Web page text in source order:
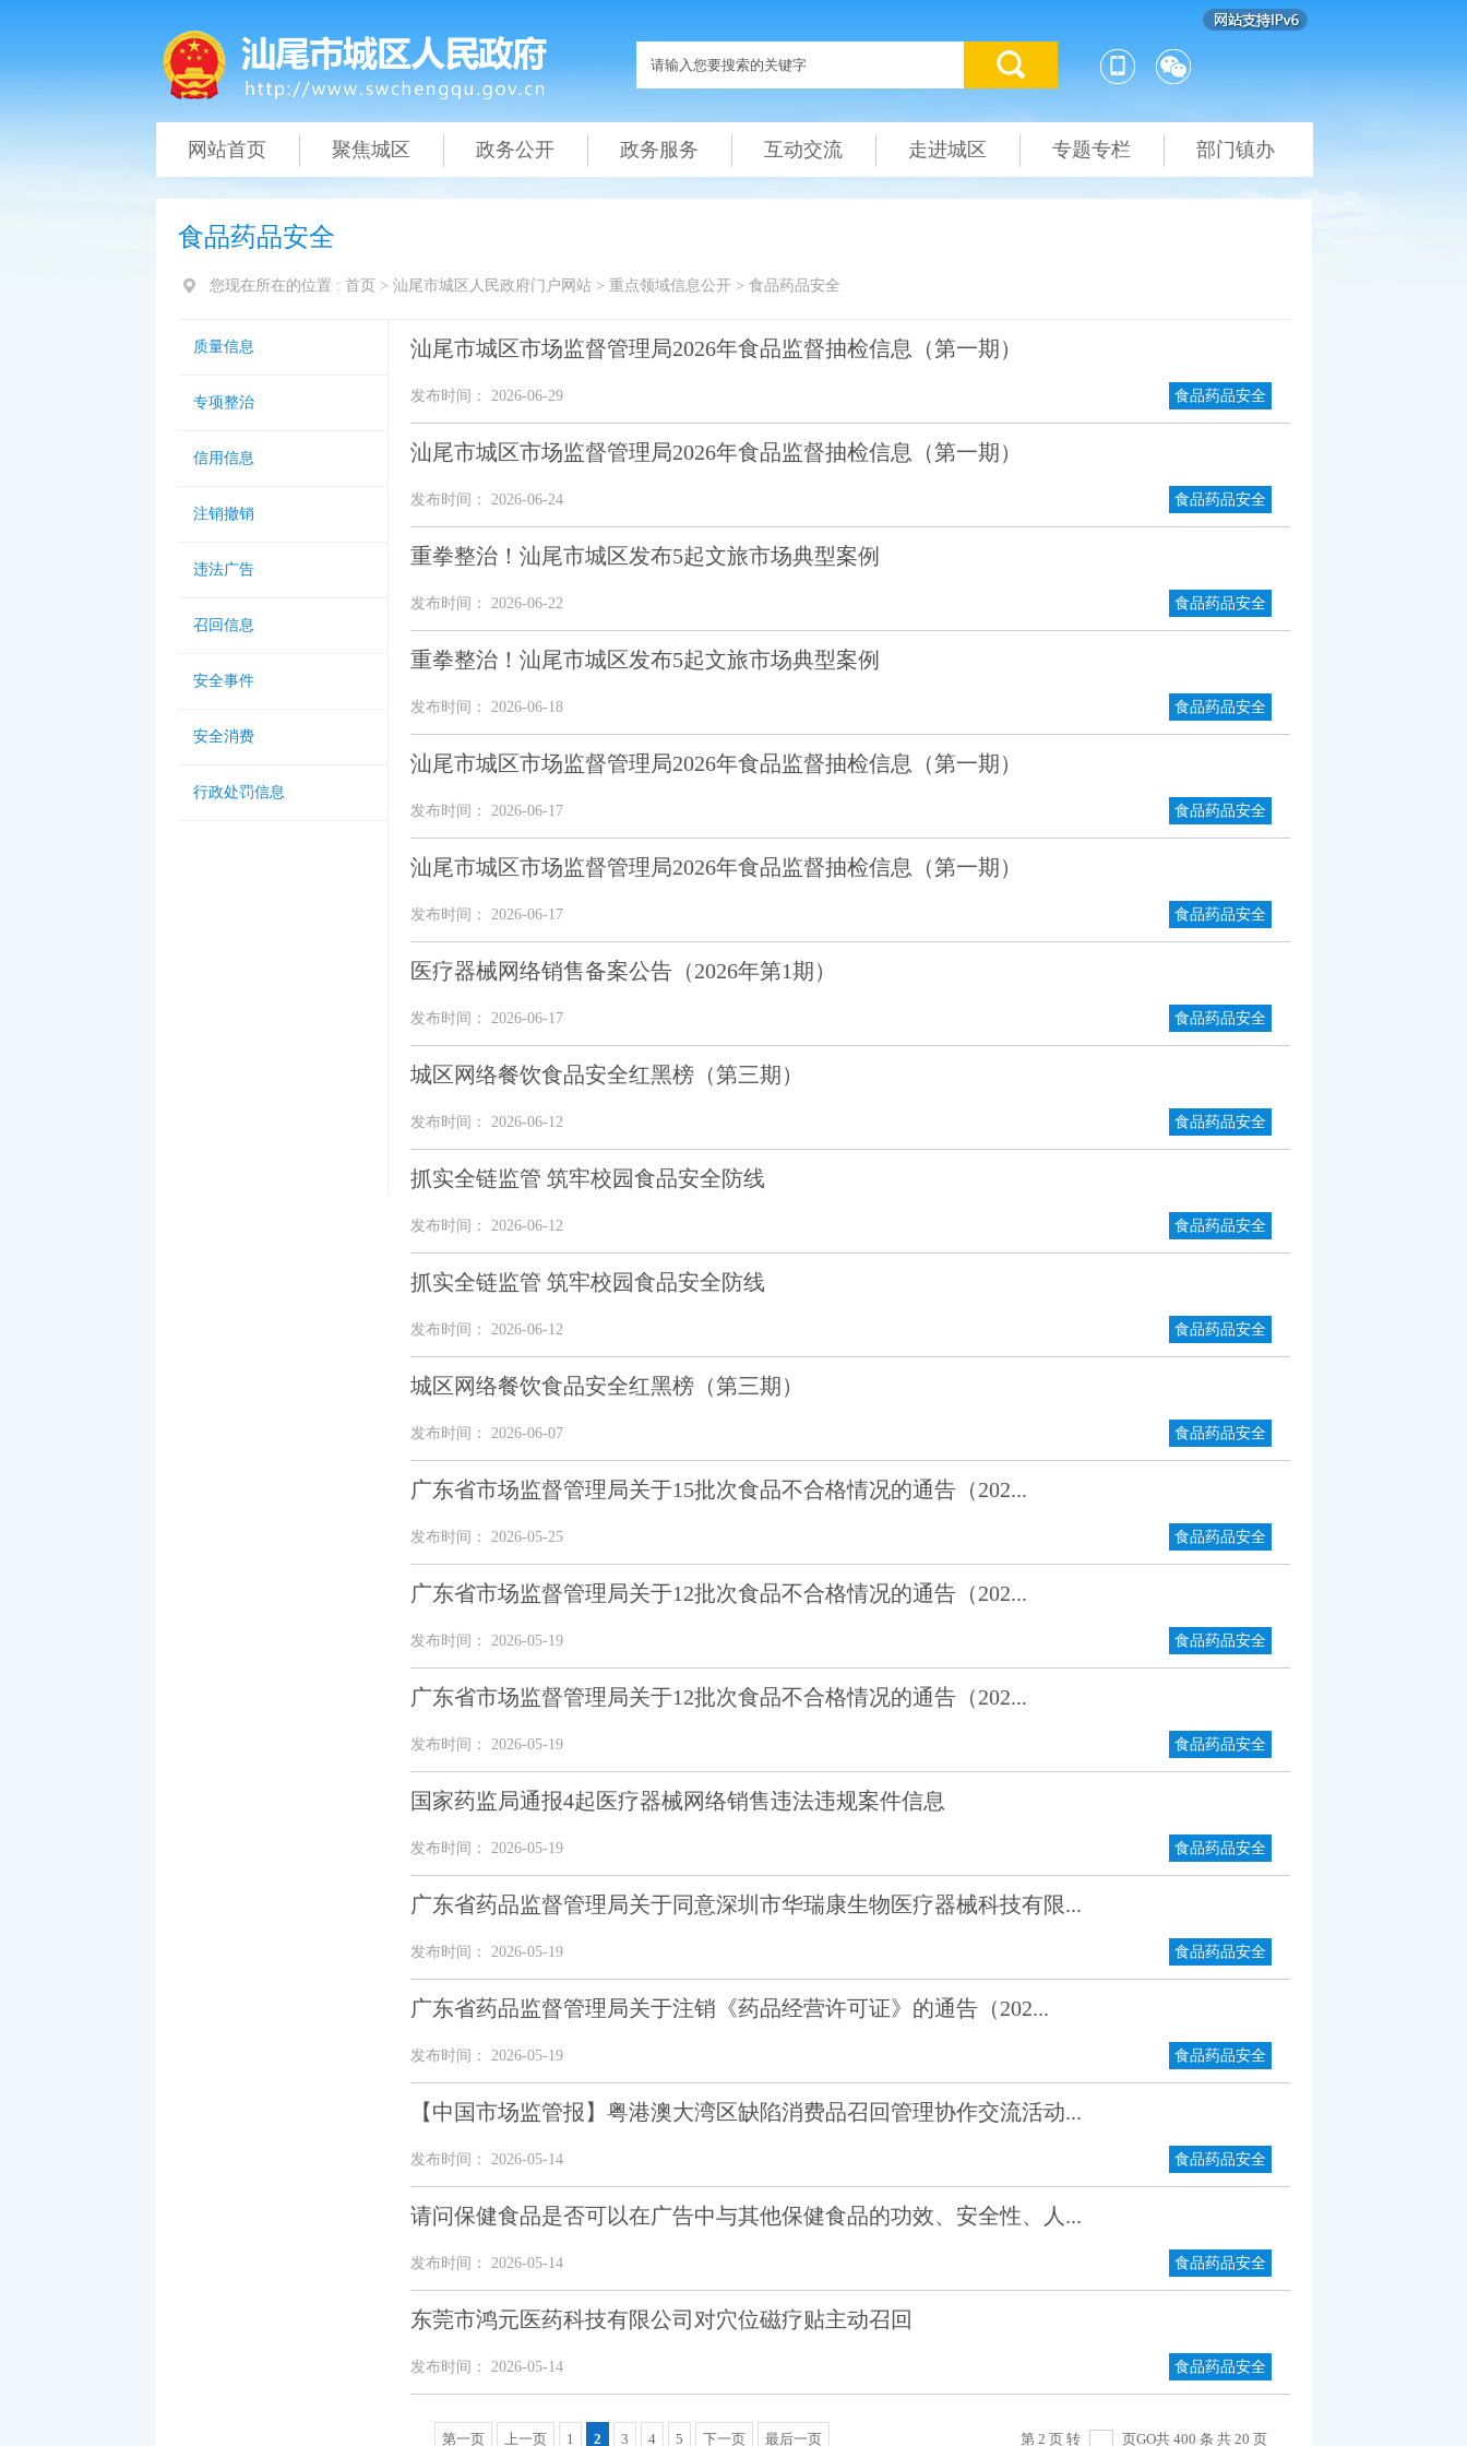
网站首页 聚焦城区 政务公开 政务服务 互动交流 走进城区 专题专栏 部门镇办
食品药品安全
您现在所在的位置 : 首页 > 汕尾市城区人民政府门户网站> 重点领域信息公开> 食品药品安全
质量信息
专项整治
信用信息
注销撤销
违法广告
召回信息
安全事件
安全消费
行政处罚信息
汕尾市城区市场监督管理局2026年食品监督抽检信息（第一期）
发布时间： 2026-06-29 食品药品安全
汕尾市城区市场监督管理局2026年食品监督抽检信息（第一期）
发布时间： 2026-06-24 食品药品安全
重拳整治！汕尾市城区发布5起文旅市场典型案例
发布时间： 2026-06-22 食品药品安全
重拳整治！汕尾市城区发布5起文旅市场典型案例
发布时间： 2026-06-18 食品药品安全
汕尾市城区市场监督管理局2026年食品监督抽检信息（第一期）
发布时间： 2026-06-17 食品药品安全
汕尾市城区市场监督管理局2026年食品监督抽检信息（第一期）
发布时间： 2026-06-17 食品药品安全
医疗器械网络销售备案公告（2026年第1期）
发布时间： 2026-06-17 食品药品安全
城区网络餐饮食品安全红黑榜（第三期）
发布时间： 2026-06-12 食品药品安全
抓实全链监管 筑牢校园食品安全防线
发布时间： 2026-06-12 食品药品安全
抓实全链监管 筑牢校园食品安全防线
发布时间： 2026-06-12 食品药品安全
城区网络餐饮食品安全红黑榜（第三期）
发布时间： 2026-06-07 食品药品安全
广东省市场监督管理局关于15批次食品不合格情况的通告（202...
发布时间： 2026-05-25 食品药品安全
广东省市场监督管理局关于12批次食品不合格情况的通告（202...
发布时间： 2026-05-19 食品药品安全
广东省市场监督管理局关于12批次食品不合格情况的通告（202...
发布时间： 2026-05-19 食品药品安全
国家药监局通报4起医疗器械网络销售违法违规案件信息
发布时间： 2026-05-19 食品药品安全
广东省药品监督管理局关于同意深圳市华瑞康生物医疗器械科技有限...
发布时间： 2026-05-19 食品药品安全
广东省药品监督管理局关于注销《药品经营许可证》的通告（202...
发布时间： 2026-05-19 食品药品安全
【中国市场监管报】粤港澳大湾区缺陷消费品召回管理协作交流活动...
发布时间： 2026-05-14 食品药品安全
请问保健食品是否可以在广告中与其他保健食品的功效、安全性、人...
发布时间： 2026-05-14 食品药品安全
东莞市鸿元医药科技有限公司对穴位磁疗贴主动召回
发布时间： 2026-05-14 食品药品安全
第一页 上一页 1 2 3 4 5 下一页 最后一页 第 2 页 转 页GO共 400 条 共 20 页